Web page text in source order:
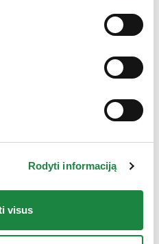
Rodyti informaciją
visus
Gauk 10% nuolaidą!